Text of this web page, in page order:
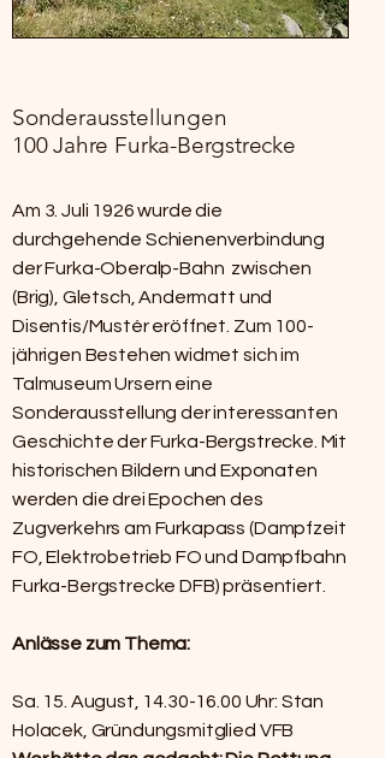
Sonderausstellungen
100 Jahre Furka-Bergstrecke
Am 3. Juli 1926 wurde die
durchgehende Schienenverbindung
der Furka-Oberalp-Bahn zwischen
(Brig), Gletsch, Andermatt und
Disentis/Mustér eröffnet. Zum 100-
jährigen Bestehen widmet sich im
Talmuseum Ursern eine
Sonderausstellung der interessanten
Geschichte der Furka-Bergstrecke. Mit
historischen Bildern und Exponaten
werden die drei Epochen des
Zugverkehrs am Furkapass (Dampfzeit
FO, Elektrobetrieb FO und Dampfbahn
Furka-Bergstrecke DFB) präsentiert.
Anlässe zum Thema:
Sa. 15. August, 14.30-16.00 Uhr: Stan
Holacek, Gründungsmitglied VFB